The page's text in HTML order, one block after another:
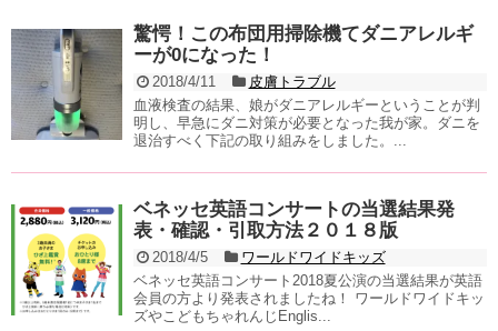
驚愕！この布団用掃除機てダニアレルギ
ーが0になった！
2018/4/11
皮膚トラブル
血液検査の結果、娘がダニアレルギーということが判
明し、早急にダニ対策が必要となった我が家。ダニを
退治すべく下記の取り組みをしました。...
ベネッセ英語コンサートの当選結果発
表・確認・引取方法２０１８版
2018/4/5
ワールドワイドキッズ
ベネッセ英語コンサート2018夏公演の当選結果が英語
会員の方より発表されましたね！ ワールドワイドキッ
ズやこどもちゃれんじEnglis...